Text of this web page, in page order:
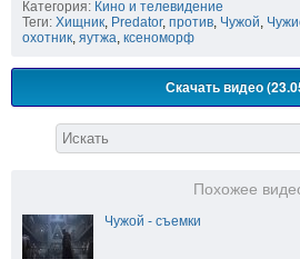
Категория: Кино и телевидение
Теги: Хищник, Predator, против, Чужой,
охотник, яутжа, ксеноморф
Скачать видео
Похожее
Чужой - съемки